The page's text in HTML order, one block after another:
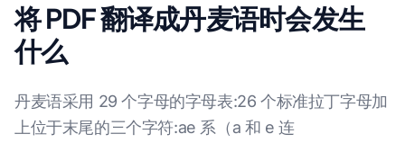
将 PDF 翻译成丹麦语时会发生
什么
丹麦语采用 29 个字母的字母表:26 个标准拉丁字母加
上位于末尾的三个字符:ae 系（a 和 e 连